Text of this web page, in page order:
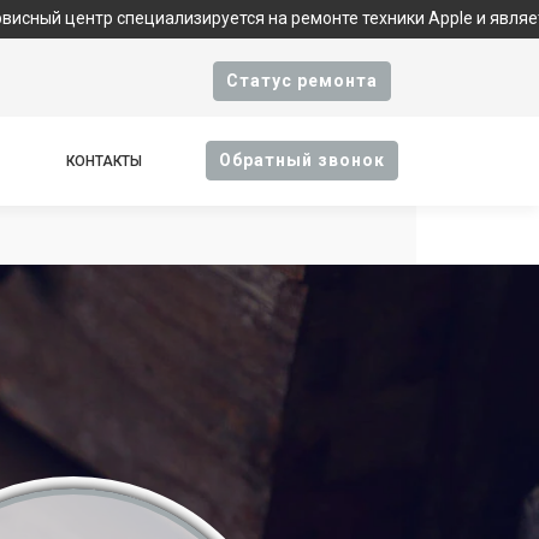
на ремонте техники Apple и является
Cтатус ремонта
КОНТАКТЫ Oбратный звонок